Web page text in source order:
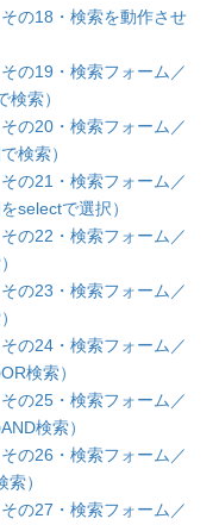
の18・検索を動作させ
の19・検索フォーム／
索）
の20・検索フォーム／
検索）
の21・検索フォーム／
selectで選択）
の22・検索フォーム／
の23・検索フォーム／
の24・検索フォーム／
検索）
の25・検索フォーム／
検索）
の26・検索フォーム／
）
の27・検索フォーム／